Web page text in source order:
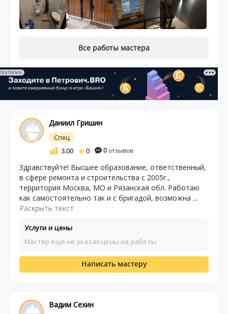
Все работы мастера
Даниил Гришин
Спец
3.00
0 0отзывов
Здравствуйте! Высшее образование, ответственный,
в сфере ремонта и строительства с 2005г.,
территория Москва, МО и Рязанская обл. Работаю
как самостоятельно так и с бригадой, возможна ...
Раскрыть текст
Услуги и цены
Мастер ещё не указал цены на работы
Написать мастеру
Вадим Сехин